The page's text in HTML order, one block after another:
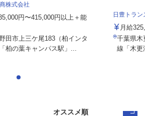
株式会社
円〜415,000円以上＋能
田市上三ケ尾183（柏インタ
柏の葉キャンパス駅」...
日豊トラ
月給
千葉県木
線「木更